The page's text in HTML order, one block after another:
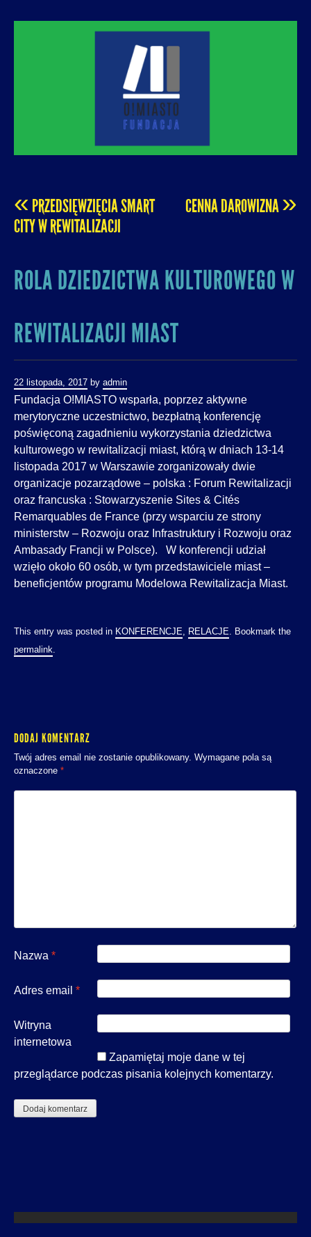
URBANIZACJI – PROMUJEMY I WSPIERAMY
ROZWÓJ MIAST I MIEJSKICH WSPÓLNOT.
O! MIASTO
POST
« PRZEDSIĘWZIĘCIA SMART
CITY W REWITALIZACJI
CENNA DAROWIZNA»
ROLA DZIEDZICTWA KULTUROWEGO W
REWITALIZACJI MIAST
22 listopada, 2017 by admin
Fundacja O!MIASTO wsparła, poprzez aktywne
merytoryczne uczestnictwo, bezpłatną konferencję
poświęconą zagadnieniu wykorzystania dziedzictwa
kulturowego w rewitalizacji miast, którą w dniach 13-14
listopada 2017 w Warszawie zorganizowały dwie
organizacje pozarządowe – polska : Forum Rewitalizacji
oraz francuska : Stowarzyszenie Sites & Cités
Remarquables de France (przy wsparciu ze strony
ministerstw – Rozwoju oraz Infrastruktury i Rozwoju oraz
Ambasady Francji w Polsce). W konferencji udział
wzięło około 60 osób, w tym przedstawiciele miast –
beneficjentów programu Modelowa Rewitalizacja Miast.
This entry was posted in KONFERENCJE RELACJE . Bookmark the
permalink
DODAJ KOMENTARZ
Twój adres email nie zostanie opublikowany. Wymagane pola są
oznaczone *
Nazwa *
Adres email *
Witryna
internetowa
Zapamiętaj moje dane w tej
przeglądarce podczas pisania kolejnych komentarzy.